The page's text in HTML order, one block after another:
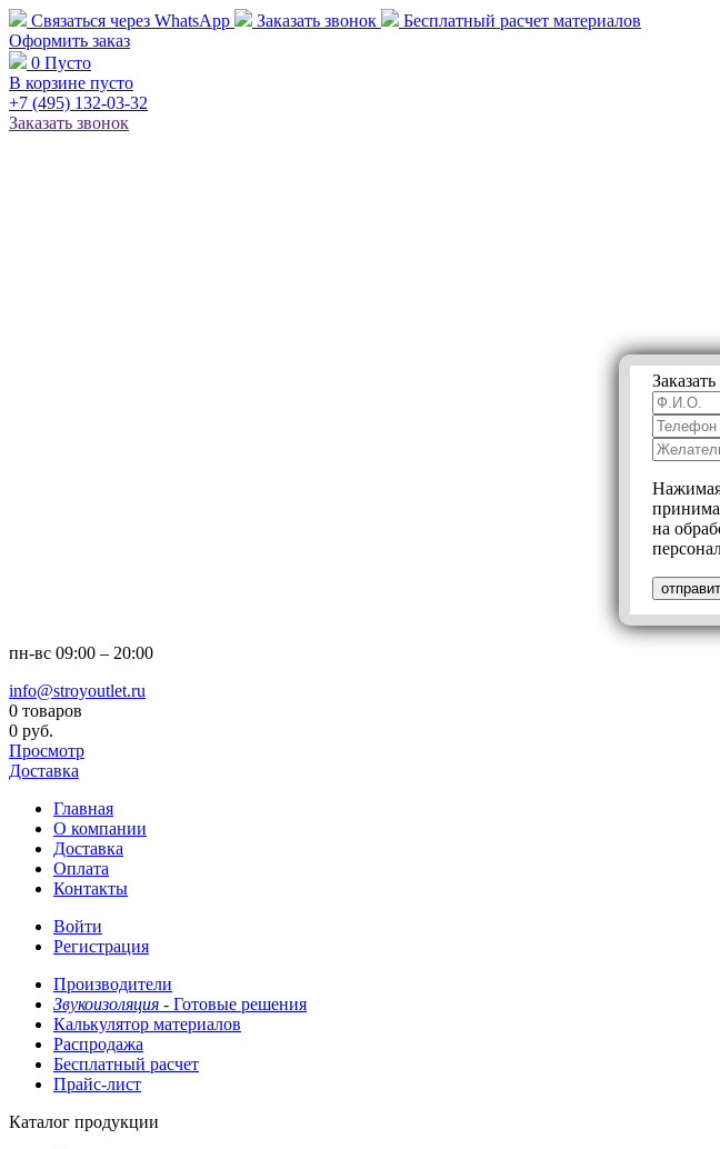
Связаться через WhatsApp Заказать звонок Бесплатный расчет материалов
Оформить заказ
0 Пусто
В корзине пусто
+7 (495) 132-03-32
Заказать звонок
на
пн-вс 09:00 – 20:00
info@stroyoutlet.ru
0 товаров
0 руб.
Просмотр
Доставка
Главная
О компании
Доставка
Оплата
Контакты
Войти
Регистрация
Производители
Звукоизоляция - Готовые решения
Калькулятор материалов
Распродажа
Бесплатный расчет
Прайс-лист
Каталог продукции